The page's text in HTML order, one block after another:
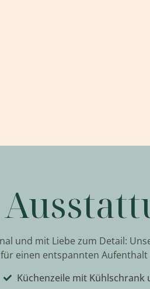
und mit Liebe zum Detail:
einen entspannten
Küchenzeile mit Kühlschrank